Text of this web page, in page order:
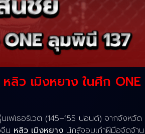
ว เมิงหยาง ในศึก ONE
เฟเธอร์เวต (145–155 ปอนด์) จากจังหวัด
น หลิว เมิงหยาง นักสู้จอมเก๋าฝีมือจัดจ้าน